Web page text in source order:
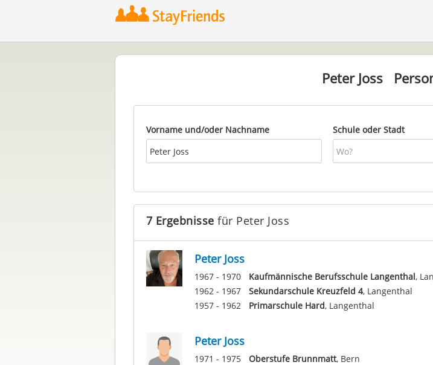
Peter Joss
Vorname und/oder Nachname Schule oder Stadt
7 Ergebnisse für Peter Joss
Peter Joss
1967 - 1970 Kaufmännische Berufsschule Langenthal,
1962 - 1967
Sekundarschule Kreuzfeld 4, Langenthal
1957 - 1962
Primarschule Hard, Langenthal
Peter Joss
1971 - 1975 Oberstufe Brunnmatt, Bern